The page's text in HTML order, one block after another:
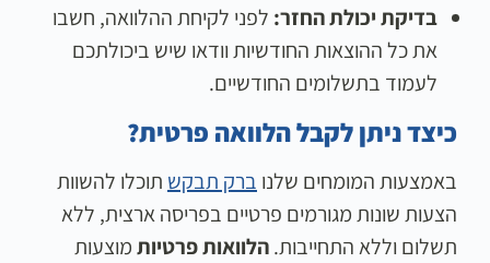
בדיקת יכולת החזר: לפני לקיחת ההלוואה, חשבו
את כל ההוצאות החודשיות וודאו שיש ביכולתכם
לעמוד בתשלומים החודשיים.
כיצד ניתן לקבל הלוואה פרטית?
באמצעות המומחים שלנו ברק תבקש תוכלו להשוות
הצעות שונות מגורמים פרטיים בפריסה ארצית, ללא
תשלום וללא התחייבות.הלוואות פרטיותמוצעות